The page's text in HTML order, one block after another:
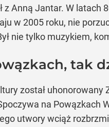
z Anną Jantar. W latach
w 2005 roku, nie
nie tylko muzykiem,
tak
został uhonorowany
na Powązkach
utwory wciąż